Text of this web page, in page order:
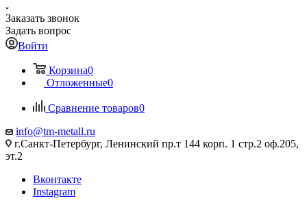
Заказать звонок
Задать вопрос
Войти
Корзина0
Отложенные0
Сравнение товаров0
info@tm-metall.ru
г.Санкт-Петербург, Ленинский пр.т 144 корп. 1 стр.2 оф.205,
эт.2
Вконтакте
Instagram